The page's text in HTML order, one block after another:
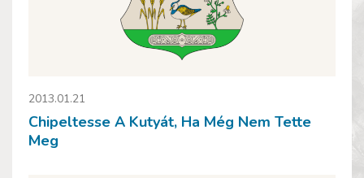
2013.01.21
Chipeltesse A Kutyát, Ha Még Nem Tette
Meg